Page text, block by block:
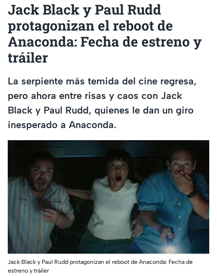
Jack Black y Paul Rudd
protagonizan el reboot de
Anaconda: Fecha de estreno y
tráiler
La serpiente más temida del cine regresa,
pero ahora entre risas y caos con Jack
Black y Paul Rudd, quienes le dan un giro
inesperado a Anaconda.
Jack Black y Paul Rudd protagonizan el reboot de Anaconda: Fecha de
estreno y tráiler